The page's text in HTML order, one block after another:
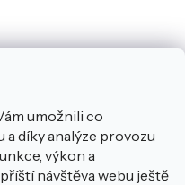
umožnili co
díky analýze provozu
výkon a
návštěva webu ještě